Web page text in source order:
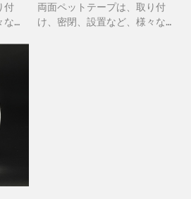
付
用
な
で
の
対
を
両面ペットテープは、取り付
け、密閉、設置など、様々な用